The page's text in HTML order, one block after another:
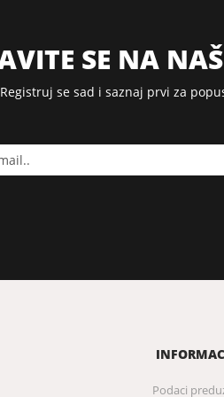
SE NA
Registruj se sad i saznaj prvi za
Podaci